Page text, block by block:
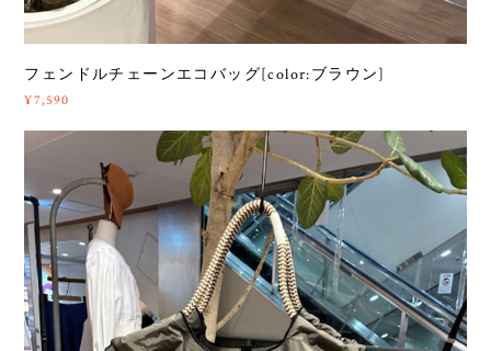
フェンドルチェーンエコバッグ[color:ブラウン]
¥7,590